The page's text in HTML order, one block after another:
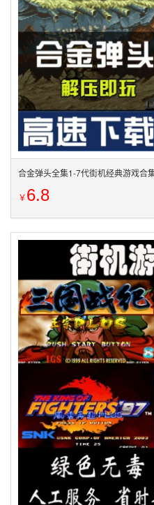
合金弹头全集1-7代街机经典游戏合
￥6.8